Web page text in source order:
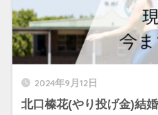
2024年9月12日
北口榛花(やり投げ金)結